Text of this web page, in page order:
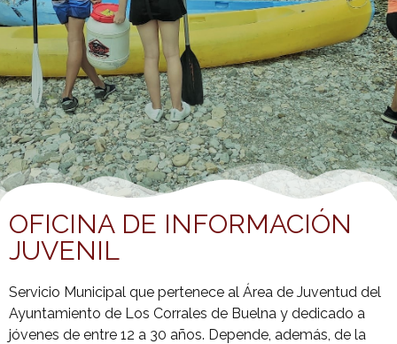
OFICINA DE INFORMACIÓN
JUVENIL
Servicio Municipal que pertenece al Área de Juventud del
Ayuntamiento de Los Corrales de Buelna y dedicado a
jóvenes de entre 12 a 30 años. Depende, además, de la